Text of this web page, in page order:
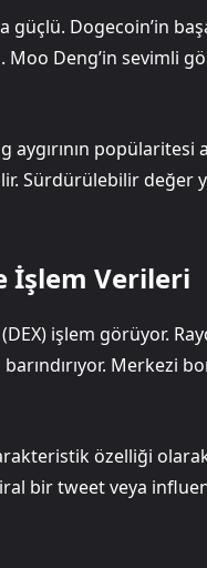
Dogecoin’in
Moo Deng’in
aygırının
Sürdürülebilir
İşlem Verileri
işlem görüyor.
Merkezi
özelliği
bir tweet veya